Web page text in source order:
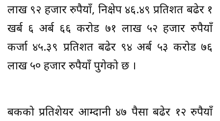
लाख ९२ हजार रुपैयाँ, निक्षेप ४६.४९ प्रतिशत बढेर १
खर्ब ६ अर्ब ६६ करोड ७१ लाख ५२ हजार रुपैयाँ
कर्जा ४५.३९ प्रतिशत बढेर ९४ अर्ब ५३ करोड ७६
लाख ५० हजार रुपैयाँ पुगेको छ ।
बैंकको प्रतिशेयर आम्दानी ४७ पैसा बढेर १२ रुपैयाँ